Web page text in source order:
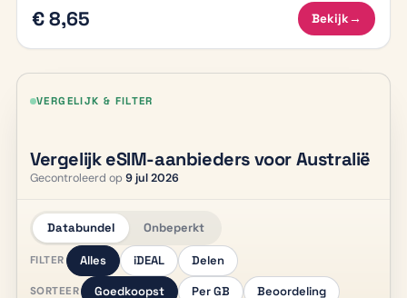
€ 8,65 Bekijk→
VERGELIJK & FILTER
Vergelijk eSIM-aanbieders voor Australië
Gecontroleerd op 9 jul 2026
Databundel Onbeperkt
FILTER Alles iDEAL Delen
SORTEER Goedkoopst Per GB Beoordeling